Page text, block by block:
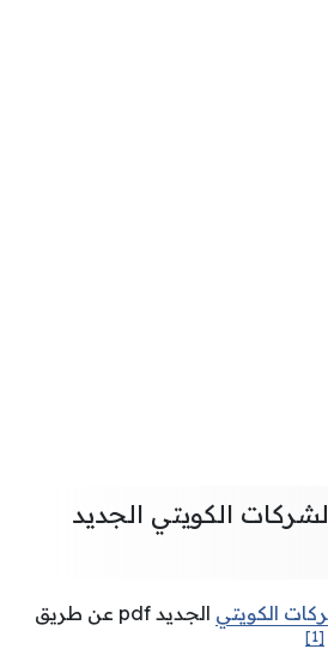
الكويتي الجديد
الكويتي
الجديد pdf عن طريق
[1]